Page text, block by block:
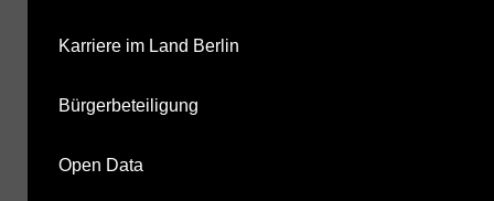
Karriere im Land Berlin
Bürgerbeteiligung
Open Data